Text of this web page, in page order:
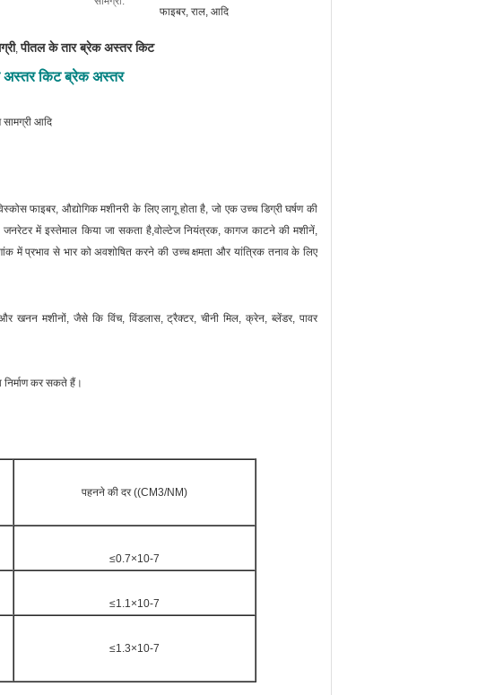
फाइबर, राल, आदि
,पीतल के तार ब्रेक अस्तर किट
अस्तर किट ब्रेक अस्तर
आदि
फाइबर, औद्योगिक मशीनरी के लिए लागू होता है, जो एक उच्च डिग्री घर्षण की
जनरेटर में इस्तेमाल किया जा सकता है,वोल्टेज नियंत्रक, कागज काटने की मशीनें,
में प्रभाव से भार को अवशोषित करने की उच्च क्षमता और यांत्रिक तनाव के लिए
खनन मशीनों, जैसे कि विंच, विंडलास, ट्रैक्टर, चीनी मिल, क्रेन, ब्लेंडर, पावर
कर सकते हैं।
पहनने की दर ((CM3/NM)
≤0.7×10-7
≤1.1×10-7
≤1.3×10-7